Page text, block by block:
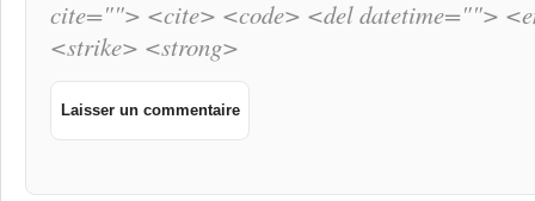
cite=""> <cite> <code> <del datetime="">
<strike> <strong>